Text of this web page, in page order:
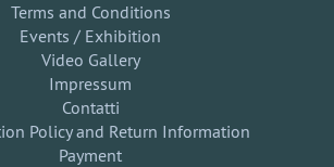
Terms and Conditions
Events / Exhibition
Video Gallery
Impressum
Contatti
Policy and Return Information
Payment